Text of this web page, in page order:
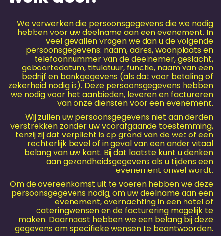
We verwerken die persoonsgegevens die we nodig
hebben voor uw deelname aan een evenement. In
veel gevallen vragen we dan u de volgende
persoonsgegevens: naam, adres, woonplaats en
telefoonnummer van de deelnemer, geslacht,
geboortedatum, titulatuur, functie, naam van een
bedrijf en bankgegevens (als dat voor betaling of
zekerheid nodig is). Deze persoonsgegevens hebben
we nodig voor het aanbieden, leveren en factureren
van onze diensten voor een evenement.
Wij zullen uw persoonsgegevens niet aan derden
verstrekken zonder uw voorafgaande toestemming,
tenzij zij dat verplicht is op grond van de wet of een
rechterlijk bevel of in geval van een ander vitaal
belang van uw kant. Bij dat laatste kunt u denken
aan gezondheidsgegevens als u tijdens een
evenement onwel wordt.
Om de overeenkomst uit te voeren hebben we deze
persoonsgegevens nodig, om uw deelname aan een
evenement, overnachting in een hotel of
cateringwensen en de facturering mogelijk te
maken. Daarnaast hebben we een belang bij deze
gegevens om specifieke wensen te beantwoorden.